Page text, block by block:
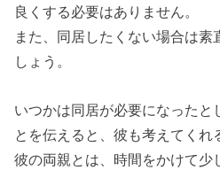
良くする必要はありません。
また、同居したくない場合は素
しょう。
いつかは同居が必要になったと
とを伝えると、彼も考えてくれ
彼の両親とは、時間をかけて少